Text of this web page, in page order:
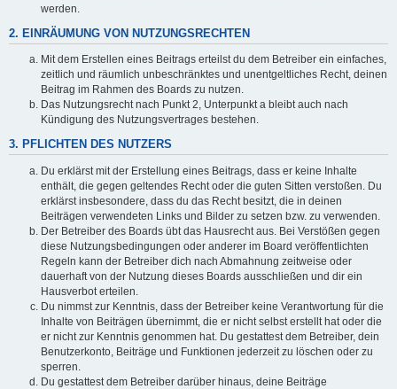
werden.
2. EINRÄUMUNG VON NUTZUNGSRECHTEN
Mit dem Erstellen eines Beitrags erteilst du dem Betreiber ein einfaches,
zeitlich und räumlich unbeschränktes und unentgeltliches Recht, deinen
Beitrag im Rahmen des Boards zu nutzen.
Das Nutzungsrecht nach Punkt 2, Unterpunkt a bleibt auch nach
Kündigung des Nutzungsvertrages bestehen.
3. PFLICHTEN DES NUTZERS
Du erklärst mit der Erstellung eines Beitrags, dass er keine Inhalte
enthält, die gegen geltendes Recht oder die guten Sitten verstoßen. Du
erklärst insbesondere, dass du das Recht besitzt, die in deinen
Beiträgen verwendeten Links und Bilder zu setzen bzw. zu verwenden.
Der Betreiber des Boards übt das Hausrecht aus. Bei Verstößen gegen
diese Nutzungsbedingungen oder anderer im Board veröffentlichten
Regeln kann der Betreiber dich nach Abmahnung zeitweise oder
dauerhaft von der Nutzung dieses Boards ausschließen und dir ein
Hausverbot erteilen.
Du nimmst zur Kenntnis, dass der Betreiber keine Verantwortung für die
Inhalte von Beiträgen übernimmt, die er nicht selbst erstellt hat oder die
er nicht zur Kenntnis genommen hat. Du gestattest dem Betreiber, dein
Benutzerkonto, Beiträge und Funktionen jederzeit zu löschen oder zu
sperren.
Du gestattest dem Betreiber darüber hinaus, deine Beiträge